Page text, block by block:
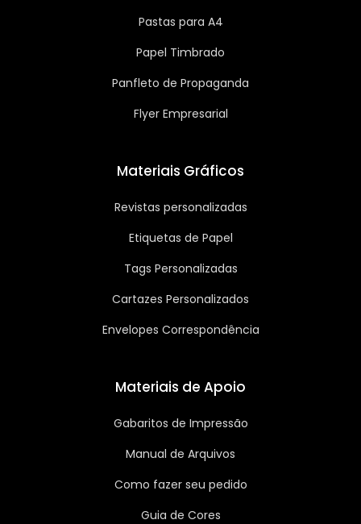
Pastas para A4
Papel Timbrado
Panfleto de Propaganda
Flyer Empresarial
Materiais Gráficos
Revistas personalizadas
Etiquetas de Papel
Tags Personalizadas
Cartazes Personalizados
Envelopes Correspondência
Materiais de Apoio
Gabaritos de Impressão
Manual de Arquivos
Como fazer seu pedido
Guia de Cores